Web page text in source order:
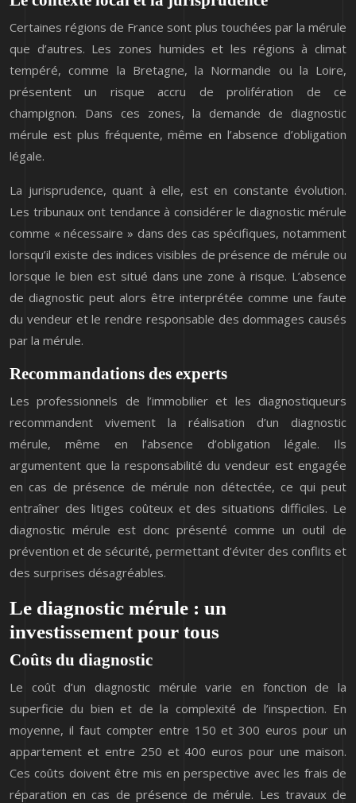
Certaines régions de France sont plus touchées par la mérule
que d’autres. Les zones humides et les régions à climat
tempéré, comme la Bretagne, la Normandie ou la Loire,
présentent un risque accru de prolifération de ce
champignon. Dans ces zones, la demande de diagnostic
mérule est plus fréquente, même en l’absence d’obligation
légale.
La jurisprudence, quant à elle, est en constante évolution.
Les tribunaux ont tendance à considérer le diagnostic mérule
comme « nécessaire » dans des cas spécifiques, notamment
lorsqu’il existe des indices visibles de présence de mérule ou
lorsque le bien est situé dans une zone à risque. L’absence
de diagnostic peut alors être interprétée comme une faute
du vendeur et le rendre responsable des dommages causés
par la mérule.
Recommandations des experts
Les professionnels de l’immobilier et les diagnostiqueurs
recommandent vivement la réalisation d’un diagnostic
mérule, même en l’absence d’obligation légale. Ils
argumentent que la responsabilité du vendeur est engagée
en cas de présence de mérule non détectée, ce qui peut
entraîner des litiges coûteux et des situations difficiles. Le
diagnostic mérule est donc présenté comme un outil de
prévention et de sécurité, permettant d’éviter des conflits et
des surprises désagréables.
Le diagnostic mérule : un
investissement pour tous
Coûts du diagnostic
Le coût d’un diagnostic mérule varie en fonction de la
superficie du bien et de la complexité de l’inspection. En
moyenne, il faut compter entre 150 et 300 euros pour un
appartement et entre 250 et 400 euros pour une maison.
Ces coûts doivent être mis en perspective avec les frais de
réparation en cas de présence de mérule. Les travaux de